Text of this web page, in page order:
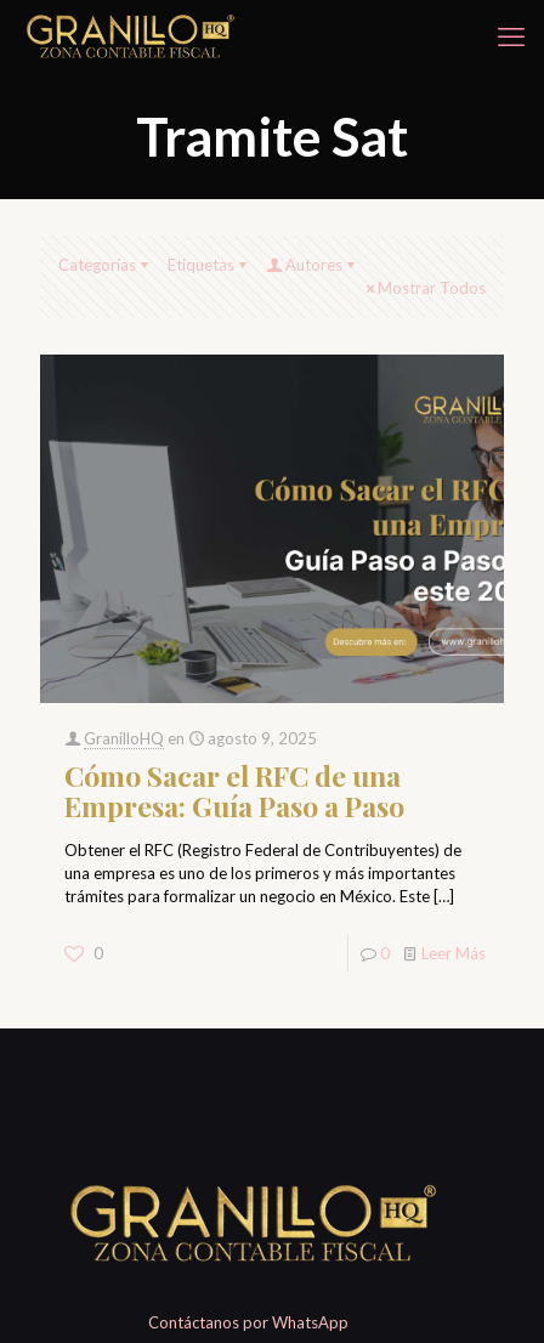
Tramite Sat
Categorías Etiquetas
Autores
Mostrar Todos
GranilloHQ en agosto 9, 2025
Cómo Sacar el RFC de una
Empresa: Guía Paso a Paso
Obtener el RFC (Registro Federal de Contribuyentes) de
una empresa es uno de los primeros y más importantes
trámites para formalizar un negocio en México. Este[…]
0 0 Leer Más
Contáctanos por WhatsApp